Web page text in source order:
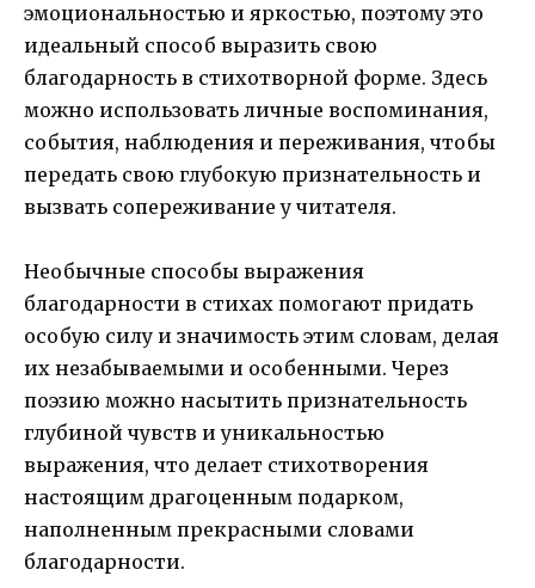
эмоциональностью и яркостью, поэтому это
идеальный способ выразить свою
благодарность в стихотворной форме. Здесь
можно использовать личные воспоминания,
события, наблюдения и переживания, чтобы
передать свою глубокую признательность и
вызвать сопереживание у читателя.
Необычные способы выражения
благодарности в стихах помогают придать
особую силу и значимость этим словам, делая
их незабываемыми и особенными. Через
поэзию можно насытить признательность
глубиной чувств и уникальностью
выражения, что делает стихотворения
настоящим драгоценным подарком,
наполненным прекрасными словами
благодарности.